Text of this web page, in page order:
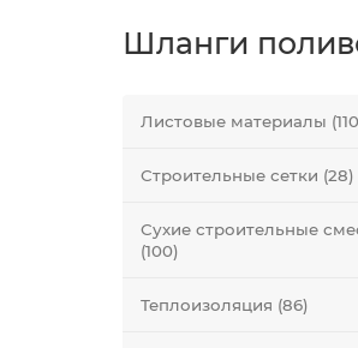
Шланги
Листовые материалы
Строительные сетки (28)
Сухие строительные
(100)
Теплоизоляция (86)